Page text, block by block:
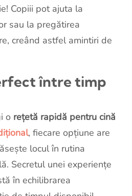
Copiii pot ajuta la
sau la pregătirea
creând astfel amintiri de
între timp
o rețetă rapidă pentru cină
, fiecare opțiune are
locul în rutina
Secretul unei experiențe
în echilibrarea